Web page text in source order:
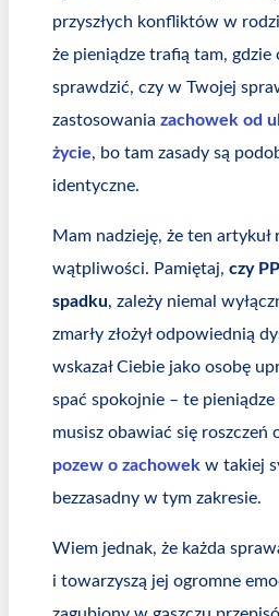
przyszłych konfliktów w
że pieniądze trafią tam,
sprawdzić, czy w Twojej
zastosowania zachowek od
życie, bo tam zasady są
identyczne.
Mam nadzieję, że ten artykuł
wątpliwości. Pamiętaj, czy
spadku, zależy niemal
zmarły złożył odpowiednią
wskazał Ciebie jako osobę
spać spokojnie – te pieniądze
musisz obawiać się roszczeń
pozew o zachowek w takiej
bezzasadny w tym zakresie.
Wiem jednak, że każda
i towarzyszą jej ogromne